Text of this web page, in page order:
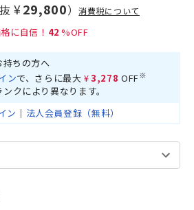
抜 ¥29,800）消費税について
42
ちの方へ
ンで、さらに最大 ¥3,278 OFF※
クにより異なります。
ン ｜ 法人会員登録（無料）